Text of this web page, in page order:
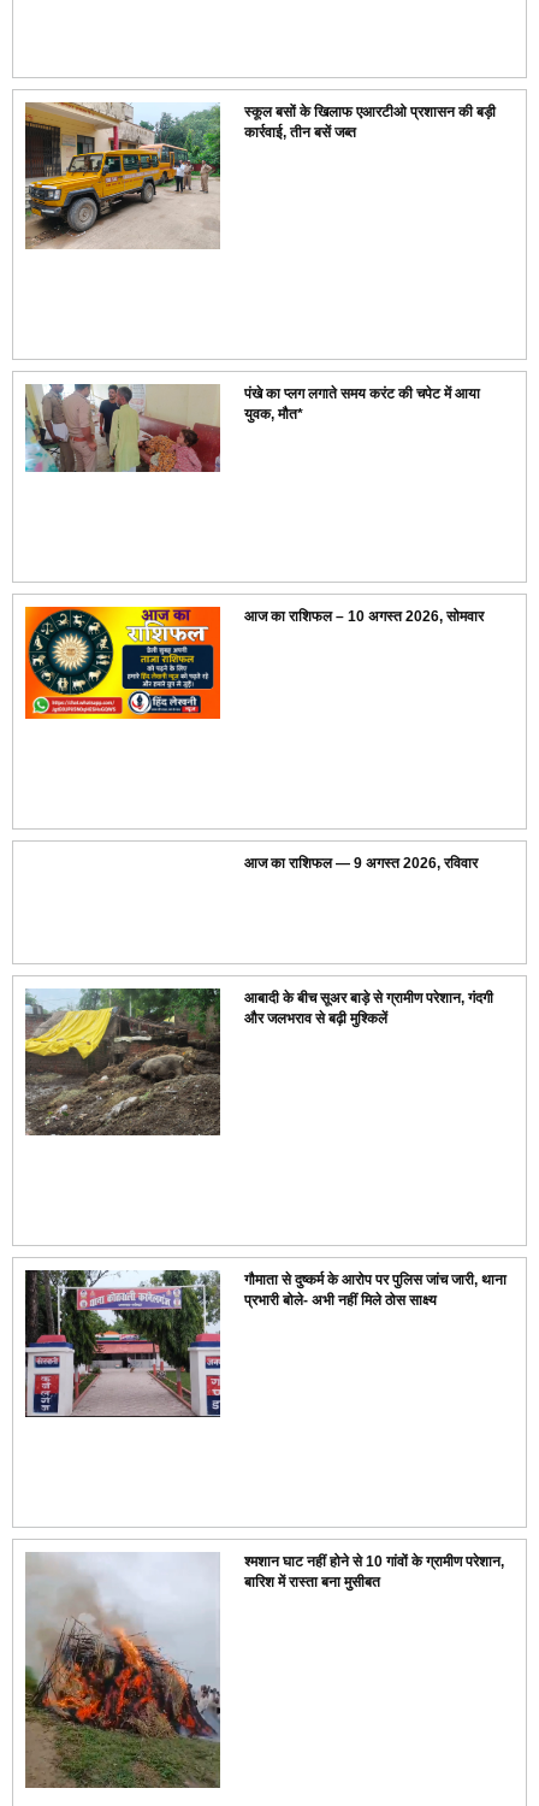
स्कूल बसों के खिलाफ एआरटीओ प्रशासन की बड़ी
कार्रवाई, तीन बसें जब्त
पंखे का प्लग लगाते समय करंट की चपेट में आया
युवक, मौत*
आज का राशिफल – 10 अगस्त 2026, सोमवार
आज का राशिफल — 9 अगस्त 2026, रविवार
आबादी के बीच सूअर बाड़े से ग्रामीण परेशान, गंदगी
और जलभराव से बढ़ी मुश्किलें
गौमाता से दुष्कर्म के आरोप पर पुलिस जांच जारी, थाना
प्रभारी बोले- अभी नहीं मिले ठोस साक्ष्य
श्मशान घाट नहीं होने से 10 गांवों के ग्रामीण परेशान,
बारिश में रास्ता बना मुसीबत